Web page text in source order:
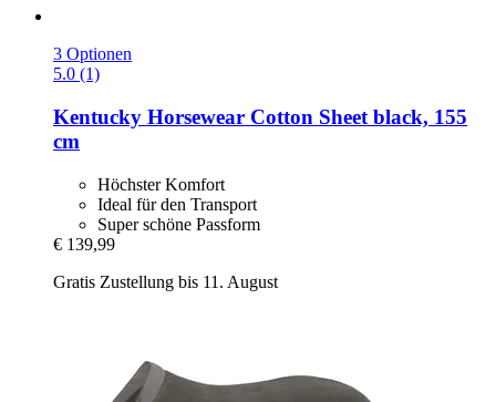
3 Optionen
5.0 (1)
Kentucky Horsewear Cotton Sheet black, 155
cm
Höchster Komfort
Ideal für den Transport
Super schöne Passform
€ 139,99
Gratis Zustellung bis 11. August